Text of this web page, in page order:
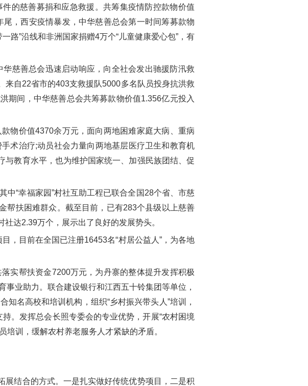
的慈善募捐和应急救援。共筹集疫情防控款物价值
，西安疫情暴发，中华慈善总会第一时间筹募款物
路”沿线和非洲国家捐赠4万个“儿童健康爱心包”，有
慈善总会迅速启动响应，向全社会发出驰援防汛救
自22省市的403支救援队5000多名队员投身抗洪救
期间，中华慈善总会共筹募款物价值1.356亿元投入
价值4370余万元，面向两地困难家庭大病、重病
术治疗;动员社会力量向两地基层医疗卫生和教育机
教育水平，也为维护国家统一、加强民族团结、促
“幸福家园”村社互助工程已联合全国28个省、市慈
帮扶困难群众。截至目前，已有283个县级以上慈善
达2.39万个，展示出了良好的发展势头。
目前在全国已注册16453名“村居公益人”，为各地
帮扶资金7200万元，为丹寨的整体提升发挥积极
业助力。联合建设银行和江西五十铃集团等单位，
知名高校和培训机构，组织“乡村振兴带头人”培训，
。发挥总会长照专委会的专业优势，开展“农村困境
培训，缓解农村养老服务人才紧缺的矛盾。
结合的方式。一是扎实做好传统优势项目，二是积